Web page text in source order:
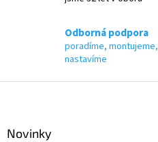
Odborná podpora
poradíme, montujeme,
nastavíme
Novinky